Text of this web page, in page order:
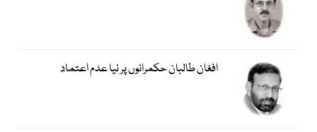
افغان طالبان حکمرانوں پر نیا عدم اعتماد